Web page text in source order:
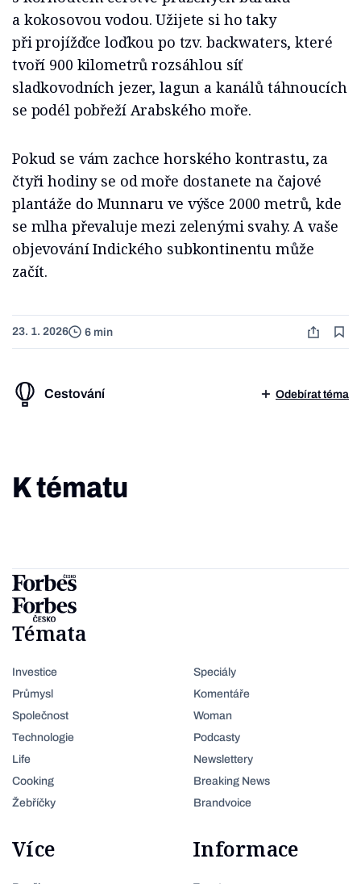
a kokosovou vodou. Užijete si ho taky
při projížďce loďkou po tzv. backwaters, které
tvoří 900 kilometrů rozsáhlou síť
sladkovodních jezer, lagun a kanálů táhnoucích
se podél pobřeží Arabského moře.
Pokud se vám zachce horského kontrastu, za
čtyři hodiny se od moře dostanete na čajové
plantáže do Munnaru ve výšce 2000 metrů, kde
se mlha převaluje mezi zelenými svahy. A vaše
objevování Indického subkontinentu může
začít.
23. 1. 2026 6 min
Cestování Odebírat téma
K tématu
Témata
Investice
Průmysl
Společnost
Technologie
Life
Cooking
Žebříčky
Speciály
Komentáře
Woman
Podcasty
Newslettery
Breaking News
Brandvoice
Více Informace